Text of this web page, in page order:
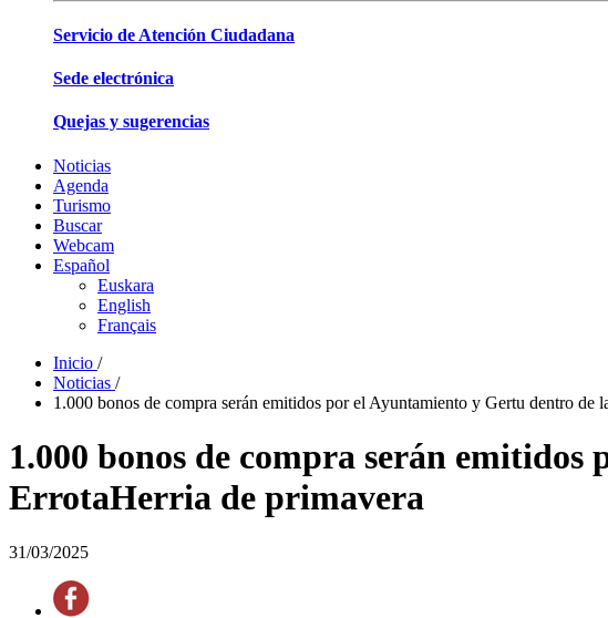
Servicio de Atención Ciudadana
Sede electrónica
Quejas y sugerencias
Noticias
Agenda
Turismo
Buscar
Webcam
Español
Euskara
English
Français
Inicio /
Noticias /
1.000 bonos de compra serán emitidos por el Ayuntamiento y Gertu dentro de
1.000 bonos de compra serán
ErrotaHerria de primavera
31/03/2025